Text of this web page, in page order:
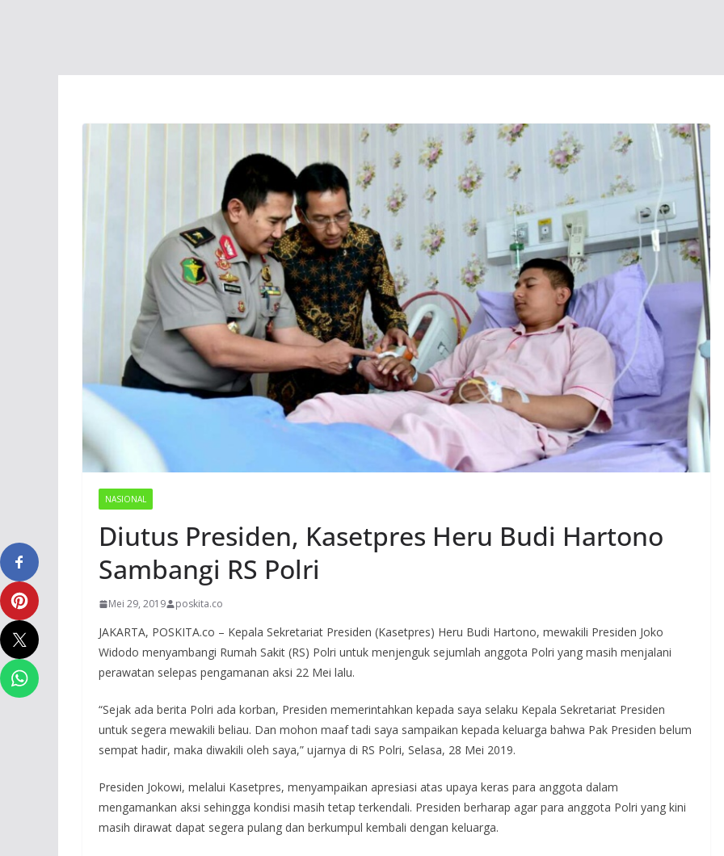
NASIONAL
Diutus Presiden, Kasetpres Heru Budi Hartono
Sambangi RS Polri
Mei 29, 2019 poskita.co
JAKARTA, POSKITA.co – Kepala Sekretariat Presiden (Kasetpres) Heru Budi Hartono, mewakili Presiden Joko
Widodo menyambangi Rumah Sakit (RS) Polri untuk menjenguk sejumlah anggota Polri yang masih menjalani
perawatan selepas pengamanan aksi 22 Mei lalu.
“Sejak ada berita Polri ada korban, Presiden memerintahkan kepada saya selaku Kepala Sekretariat Presiden
untuk segera mewakili beliau. Dan mohon maaf tadi saya sampaikan kepada keluarga bahwa Pak Presiden belum
sempat hadir, maka diwakili oleh saya,” ujarnya di RS Polri, Selasa, 28 Mei 2019.
Presiden Jokowi, melalui Kasetpres, menyampaikan apresiasi atas upaya keras para anggota dalam
mengamankan aksi sehingga kondisi masih tetap terkendali. Presiden berharap agar para anggota Polri yang kini
masih dirawat dapat segera pulang dan berkumpul kembali dengan keluarga.